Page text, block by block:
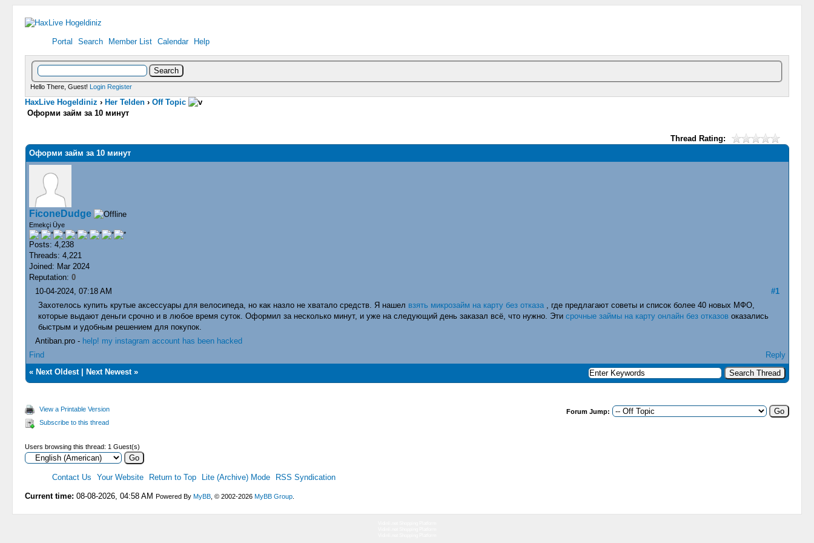
Portal Search Member List Calendar Help
Hello There, Guest! Login Register
HaxLive Hogeldiniz ›Her Telden ›Off Topic
Оформи займ за 10 минут
Thread Rating:
Оформи займ за 10 минут
FiconeDudge
Emekçi Üye
Posts: 4,238
Threads: 4,221
Joined: Mar 2024
Reputation: 0
#1
10-04-2024, 07:18 AM
Захотелось купить крутые аксессуары для велосипеда, но как назло не хватало средств. Я нашел взять микрозайм на карту без отказа, где предлагают советы и список более 40 новых МФО,
которые выдают деньги срочно и в любое время суток. Оформил за несколько минут, и уже на следующий день заказал всё, что нужно. Эти срочные займы на карту онлайн без отказовоказались
быстрым и удобным решением для покупок.
Antiban.pro - help! my instagram account has been hacked
Find
Reply
« Next Oldest| Next Newest»
View a Printable Version
Subscribe to this thread
Forum Jump:
Users browsing this thread: 1 Guest(s)
Contact Us Your Website Return to Top Lite (Archive) Mode RSS Syndication
Current time: 08-08-2026, 04:58 AM Powered By MyBB , © 2002-2026 MyBB Group